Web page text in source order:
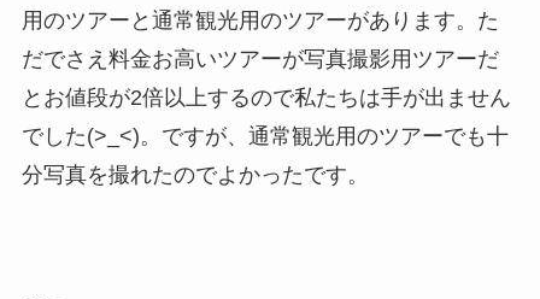
用のツアーと通常観光用のツアーがあります。た
だでさえ料金お高いツアーが写真撮影用ツアーだ
とお値段が2倍以上するので私たちは手が出ません
でした(>_<)。ですが、通常観光用のツアーでも十
分写真を撮れたのでよかったです。